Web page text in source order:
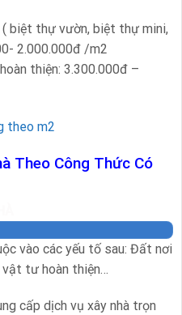
( biệt thự vườn, biệt thự mini,
2.000.000đ /m2
thiện: 3.300.000đ –
theo m2
Theo Công Thức Có
vào các yếu tố sau: Đất nơi
vật tư hoàn thiện…
cấp dịch vụ xây nhà trọn